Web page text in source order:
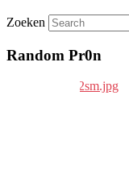
Zoeken
Random Pr0n